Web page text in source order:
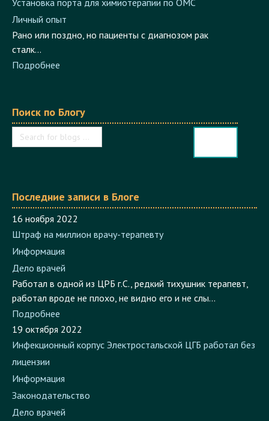
Установка порта для химиотерапии по ОМС
Личный опыт
Рано или поздно, но пациенты с диагнозом рак
сталк...
Подробнее
Поиск по Блогу
Последние записи в Блоге
16 ноября 2022
Штраф на миллион врачу-терапевту
Информация
Дело врачей
Работал в одной из ЦРБ г.С., редкий тихушник терапевт,
работал вроде не плохо, не видно его и не слы...
Подробнее
19 октября 2022
Инфекционный корпус Электростальской ЦГБ работал без
лицензии
Информация
Законодательство
Дело врачей